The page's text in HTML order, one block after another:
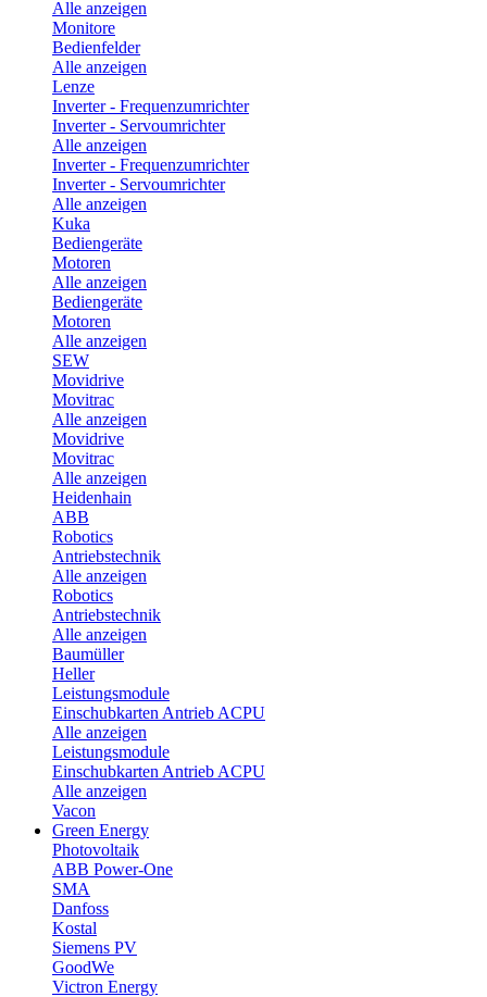
Alle anzeigen
Monitore
Bedienfelder
Alle anzeigen
Lenze
Inverter - Frequenzumrichter
Inverter - Servoumrichter
Alle anzeigen
Inverter - Frequenzumrichter
Inverter - Servoumrichter
Alle anzeigen
Kuka
Bediengeräte
Motoren
Alle anzeigen
Bediengeräte
Motoren
Alle anzeigen
SEW
Movidrive
Movitrac
Alle anzeigen
Movidrive
Movitrac
Alle anzeigen
Heidenhain
ABB
Robotics
Antriebstechnik
Alle anzeigen
Robotics
Antriebstechnik
Alle anzeigen
Baumüller
Heller
Leistungsmodule
Einschubkarten Antrieb ACPU
Alle anzeigen
Leistungsmodule
Einschubkarten Antrieb ACPU
Alle anzeigen
Vacon
Green Energy
Photovoltaik
ABB Power-One
SMA
Danfoss
Kostal
Siemens PV
GoodWe
Victron Energy